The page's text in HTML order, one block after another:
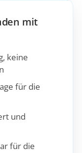
mit
keine
für die
und
für die